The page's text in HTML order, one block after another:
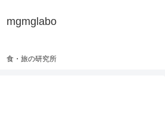
mgmglabo
食・旅の研究所